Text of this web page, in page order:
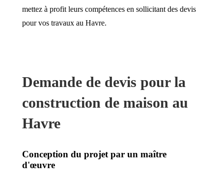
mettez à profit leurs compétences en sollicitant des devis
pour vos travaux au Havre.
Demande de devis pour la
construction de maison au
Havre
Conception du projet par un maître
d'œuvre